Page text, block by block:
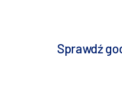
Sprawdź